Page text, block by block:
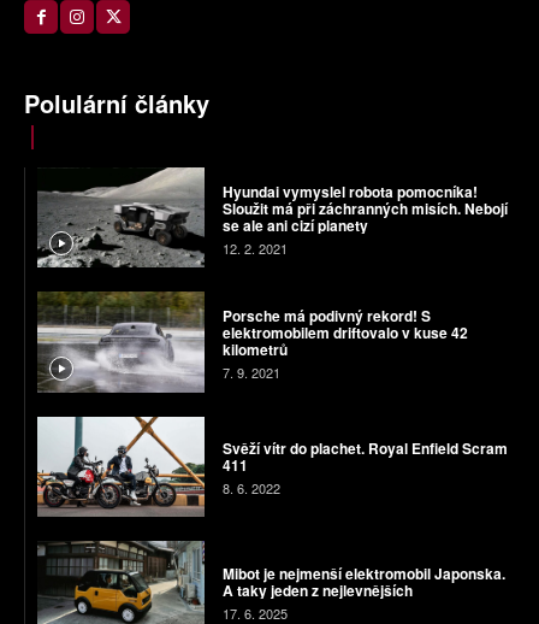
Polulární články
Hyundai vymyslel robota pomocníka!
Sloužit má při záchranných misích. Nebojí
se ale ani cizí planety
12. 2. 2021
Porsche má podivný rekord! S
elektromobilem driftovalo v kuse 42
kilometrů
7. 9. 2021
Svěží vítr do plachet. Royal Enfield Scram
411
8. 6. 2022
Mibot je nejmenší elektromobil Japonska.
A taky jeden z nejlevnějších
17. 6. 2025